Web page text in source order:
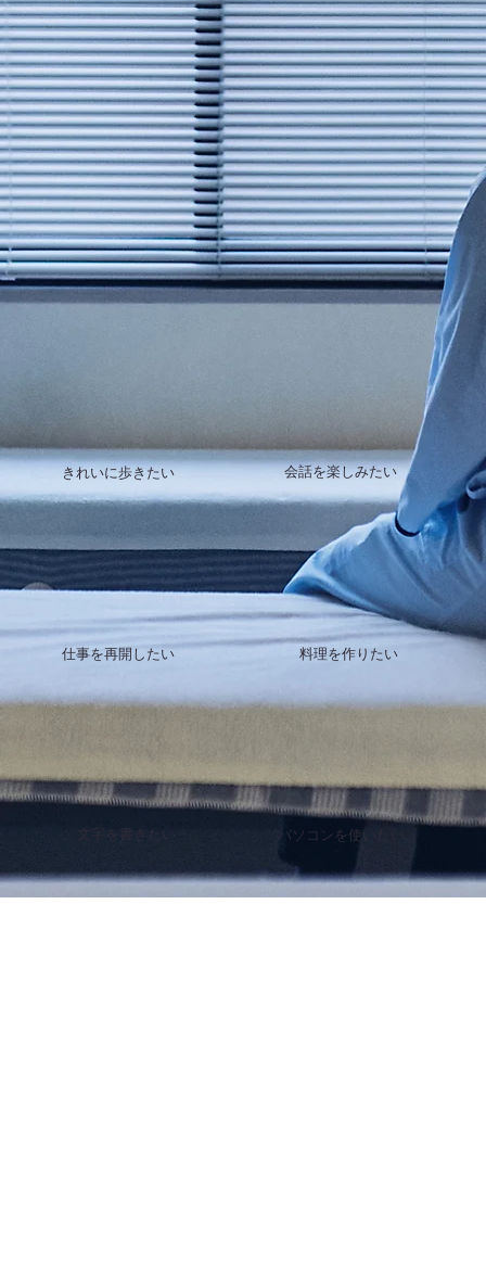
きれいに歩きたい ​会話を楽しみたい
仕事を再開したい 料理を作りたい
文字を書きたい パソコンを使いたい